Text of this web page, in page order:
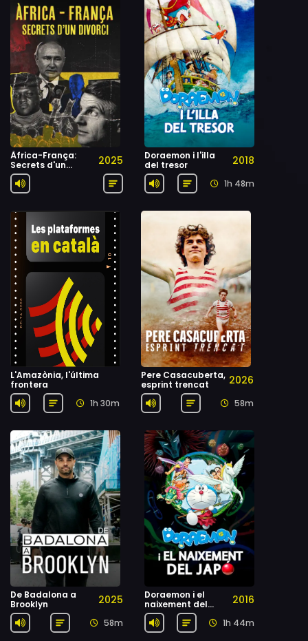
Àfrica-França:
Secrets d'un
divorci
2025
Doraemon i l'illa
del tresor
2018
1h 48m
L'Amazònia, l'última
frontera
1h 30m
Pere Casacuberta,
esprint trencat
2026
58m
De Badalona a
Brooklyn
2025
58m
Doraemon i el
naixement del
Japó
2016
1h 44m